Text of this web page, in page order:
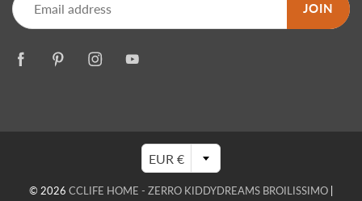
JOIN
EUR €
© 2026 CCLIFE HOME - ZERRO KIDDYDREAMS BROILISSIMO